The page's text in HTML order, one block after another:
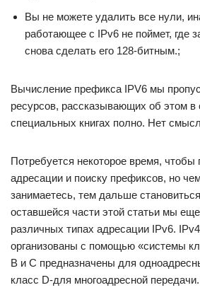
Вы не можете удалить все нули,
работающее с IPv6 не поймет, где
снова сделать его 128-битным.;
Вычисление префикса IPV6 мы
ресурсов, рассказывающих об этом в
специальных книгах полно. Нет
Потребуется некоторое время, чтобы
адресации и поиску префиксов, но
занимаетесь, тем дальше
оставшейся части этой статьи мы
различных типах адресации IPv6.
организованы с помощью «системы
B и C предназначены для
класс D-для многоадресной